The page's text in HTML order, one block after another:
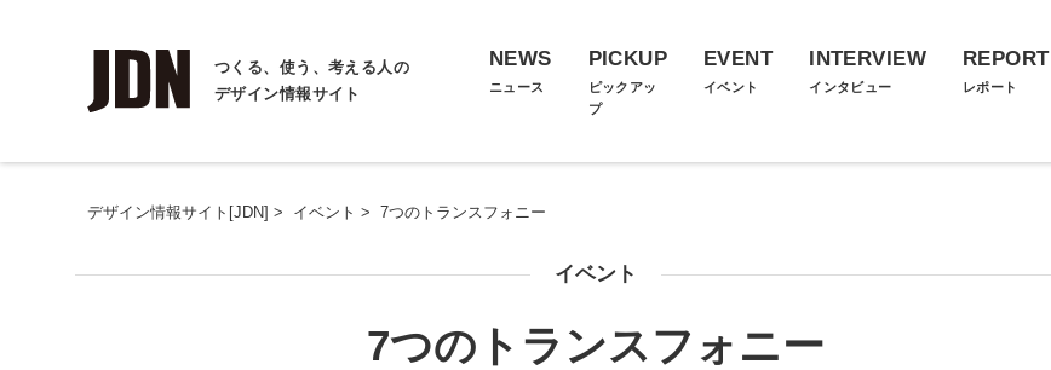
つくる、使う、考える人の
デザイン情報サイト
NEWS
ニュース
PICKUP
ピックアッ
プ
EVENT
イベント
INTERVIEW
インタビュー
REPORT
レポート
デザイン情報サイト[JDN] > イベント > 7つのトランスフォニー
イベント
7つのトランスフォニー